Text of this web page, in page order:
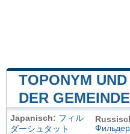
TOPONYM
DER
Japanisch: フィル
ダーシュタット